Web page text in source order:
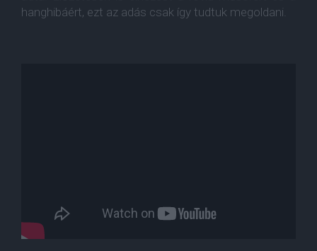
hanghibáért, ezt az adás csak így tudtuk megoldani.